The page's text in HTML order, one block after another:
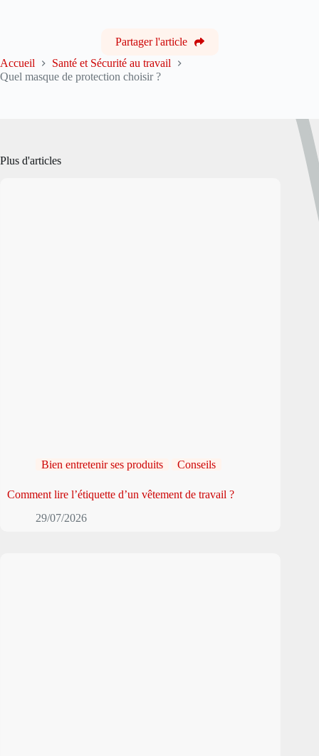
Partager l'article
Accueil
Santé et Sécurité au travail
Quel masque de protection choisir ?
Plus d'articles
Bien entretenir ses produits Conseils
Comment lire l’étiquette d’un vêtement de travail ?
29/07/2026